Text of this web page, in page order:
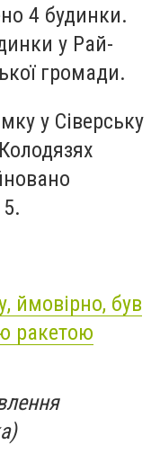
4 будинки.
у Рай-
громади.
у Сіверську
ймовірно, був
ракетою